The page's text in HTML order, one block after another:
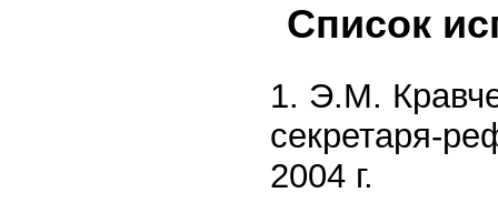
Список
1. Э.М.
секретаря-
2004 г.